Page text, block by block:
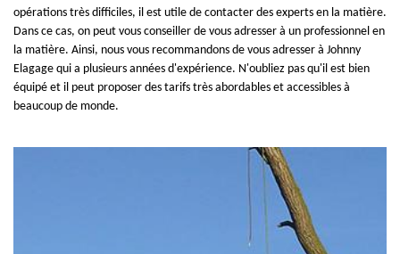
opérations très difficiles, il est utile de contacter des experts en la matière.
Dans ce cas, on peut vous conseiller de vous adresser à un professionnel en
la matière. Ainsi, nous vous recommandons de vous adresser à Johnny
Elagage qui a plusieurs années d'expérience. N'oubliez pas qu'il est bien
équipé et il peut proposer des tarifs très abordables et accessibles à
beaucoup de monde.